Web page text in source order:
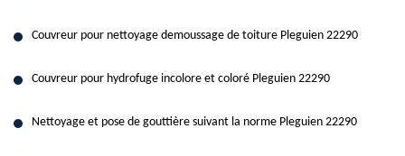
Couvreur pour nettoyage demoussage de toiture Pleguien 22290
Couvreur pour hydrofuge incolore et coloré Pleguien 22290
Nettoyage et pose de gouttière suivant la norme Pleguien 22290